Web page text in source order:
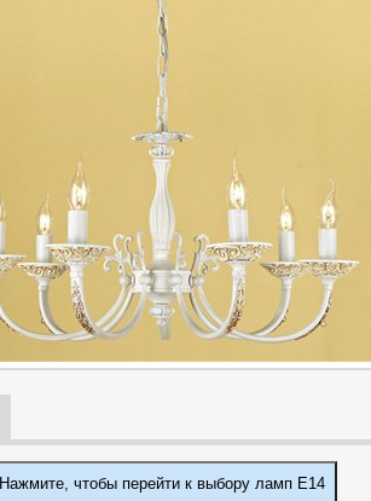
Нажмите, чтобы перейти к выбору ламп E14